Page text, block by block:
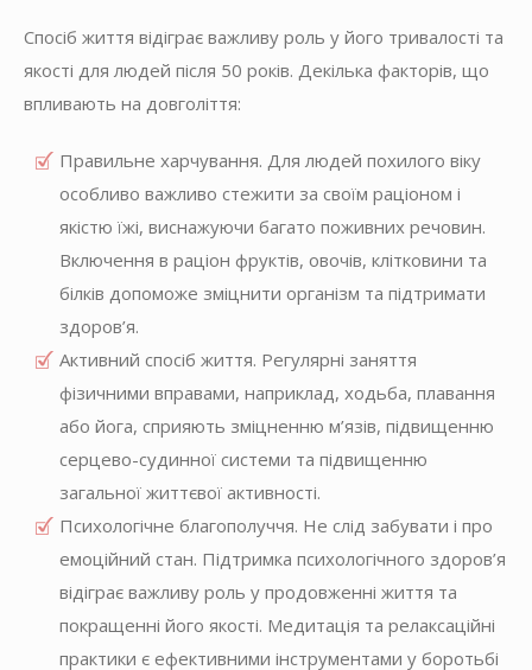
Спосіб життя відіграє важливу роль у його тривалості та
якості для людей після 50 років. Декілька факторів, що
впливають на довголіття:
Правильне харчування. Для людей похилого віку
особливо важливо стежити за своїм раціоном і
якістю їжі, виснажуючи багато поживних речовин.
Включення в раціон фруктів, овочів, клітковини та
білків допоможе зміцнити організм та підтримати
здоров’я.
Активний спосіб життя. Регулярні заняття
фізичними вправами, наприклад, ходьба, плавання
або йога, сприяють зміцненню м’язів, підвищенню
серцево-судинної системи та підвищенню
загальної життєвої активності.
Психологічне благополуччя. Не слід забувати і про
емоційний стан. Підтримка психологічного здоров’я
відіграє важливу роль у продовженні життя та
покращенні його якості. Медитація та релаксаційні
практики є ефективними інструментами у боротьбі